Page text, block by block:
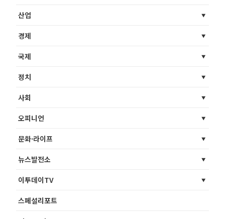
산업
경제
국제
정치
사회
오피니언
문화·라이프
뉴스발전소
이투데이TV
스페셜리포트